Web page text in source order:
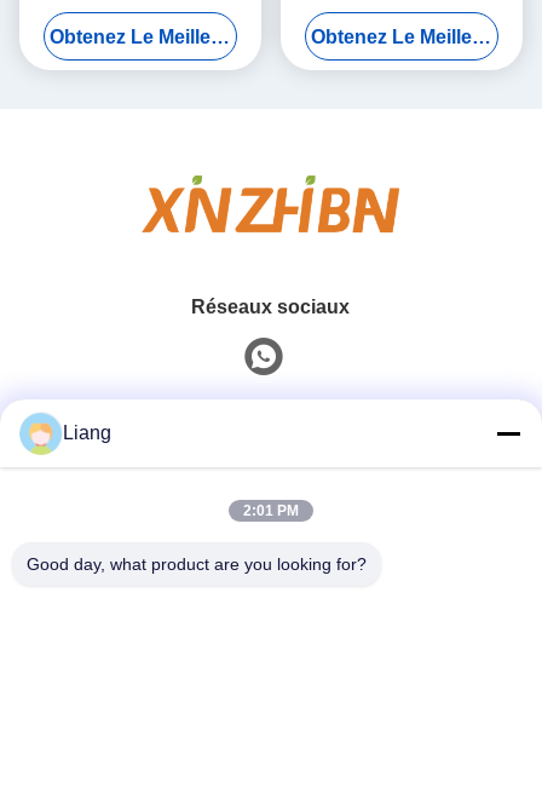
adhésif à fusion chaude pour
les bords de meubles avec
24 mois de durée de
Obtenez Le Meilleur Prix
chaud pour le travail du bois
avec une durée de
conservation de 24 mois
Obtenez Le Meilleur Prix
Réseaux sociaux
0086-13926126819
Liang
2:01 PM
Good day, what product are you looking for?